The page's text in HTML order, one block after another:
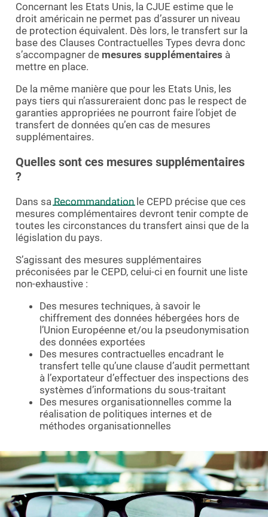
Concernant les Etats Unis, la CJUE estime que le
droit américain ne permet pas d’assurer un niveau
de protection équivalent. Dès lors, le transfert sur la
base des Clauses Contractuelles Types devra donc
s’accompagner de mesures supplémentaires à
mettre en place.
De la même manière que pour les Etats Unis, les
pays tiers qui n’assureraient donc pas le respect de
garanties appropriées ne pourront faire l’objet de
transfert de données qu’en cas de mesures
supplémentaires.
Quelles sont ces mesures supplémentaires
?
Dans sa Recommandation le CEPD précise que ces
mesures complémentaires devront tenir compte de
toutes les circonstances du transfert ainsi que de la
législation du pays.
S’agissant des mesures supplémentaires
préconisées par le CEPD, celui-ci en fournit une liste
non-exhaustive :
Des mesures techniques, à savoir le
chiffrement des données hébergées hors de
l’Union Européenne et/ou la pseudonymisation
des données exportées
Des mesures contractuelles encadrant le
transfert telle qu’une clause d’audit permettant
à l’exportateur d’effectuer des inspections des
systèmes d’informations du sous-traitant
Des mesures organisationnelles comme la
réalisation de politiques internes et de
méthodes organisationnelles